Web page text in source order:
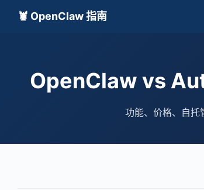
🦞 OpenClaw 指南
OpenClaw vs
功能、价格、自托